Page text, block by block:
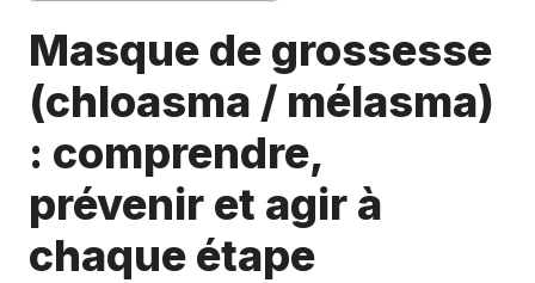
Masque de grossesse
(chloasma / mélasma)
: comprendre,
prévenir et agir à
chaque étape